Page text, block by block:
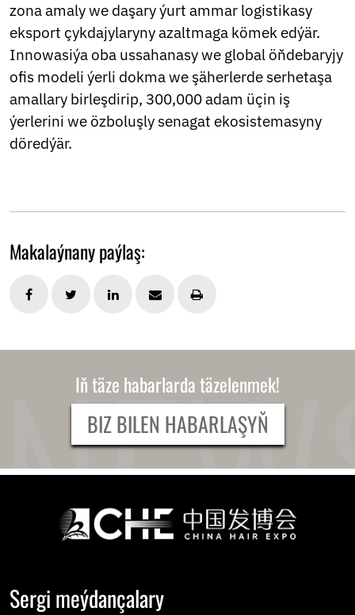
zona amaly we daşary ýurt ammar logistikasy
eksport çykdajylaryny azaltmaga kömek edýär.
Innowasiýa oba ussahanasy we global öňdebaryjy
ofis modeli ýerli dokma we şäherlerde serhetaşa
amallary birleşdirip, 300,000 adam üçin iş
ýerlerini we özboluşly senagat ekosistemasyny
döredýär.
Makalaýnany paýlaş:
Iň täze habarlarda täzelenmek!
BIZ BILEN HABARLAŞYŇ
Sergi meýdançalary